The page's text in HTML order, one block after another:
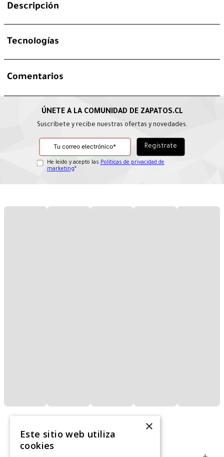
Descripción
Tecnologías
Comentarios
Suscríbete y recibe nuestras ofertas y novedades.
He leído y acepto las Políticas de privacidad de
marketing*
×
Este sitio web utiliza
cookies